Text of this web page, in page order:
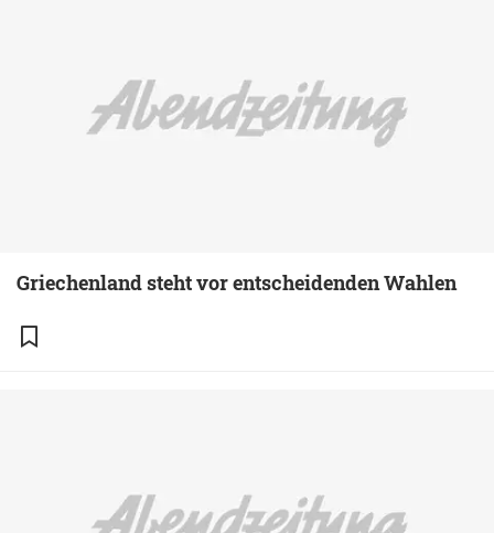
Griechenland steht vor entscheidenden Wahlen